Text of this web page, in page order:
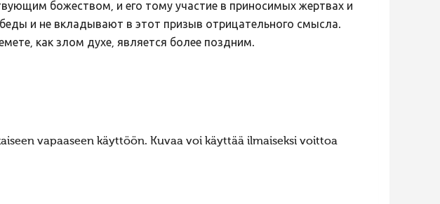
божеством, и его тому участие в приносимых жертвах и
и не вкладывают в этот призыв отрицательного смысла.
как злом духе, является более поздним.
vapaaseen käyttöön. Kuvaa voi käyttää ilmaiseksi voittoa